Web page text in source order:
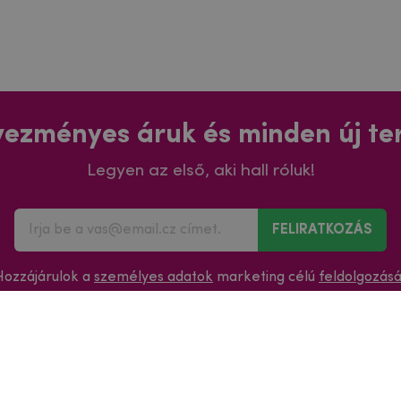
áruk és minden új
Legyen az első, aki hall róluk!
FELIRATKOZÁS
a személyes adatok marketing célú